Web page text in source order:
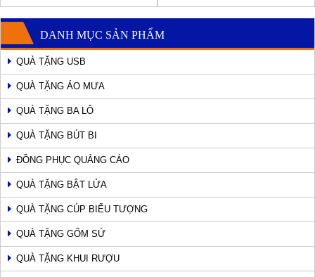
DANH MỤC SẢN PHẨM
QUÀ TẶNG USB
QUÀ TẶNG ÁO MƯA
QUÀ TẶNG BA LÔ
QUÀ TẶNG BÚT BI
ĐỒNG PHỤC QUẢNG CÁO
QUÀ TẶNG BẬT LỬA
QUÀ TẶNG CÚP BIỂU TƯỢNG
QUÀ TẶNG GỐM SỨ
QUÀ TẶNG KHUI RƯỢU